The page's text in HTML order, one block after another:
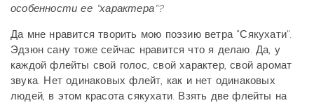
особенности ее "характера"?
Да мне нравится творить мою поэзию ветра "Сякухати".
Эдзюн сану тоже сейчас нравится что я делаю. Да, у
каждой флейты свой голос, свой характер, свой аромат
звука. Нет одинаковых флейт, как и нет одинаковых
людей, в этом красота сякухати. Взять две флейты на